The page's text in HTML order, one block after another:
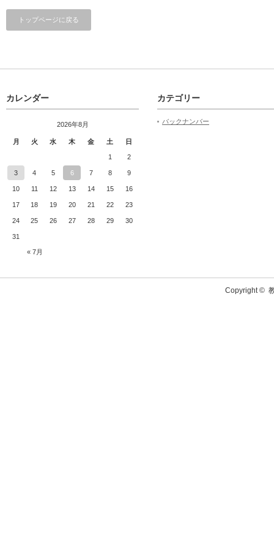
トップページに戻る
カレンダー
2026年8月
月 火 水 木 金 土 日
« 7月
1 2
3 4 5 6 7 8 9
10 11 12 13 14 15 16
17 18 19 20 21 22 23
24 25 26 27 28 29 30
31
カテゴリー
バックナンバー
Copyright ©